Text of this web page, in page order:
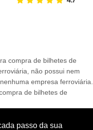
compra de bilhetes de
não possui nem
empresa ferroviária.
de bilhetes de
passo da sua